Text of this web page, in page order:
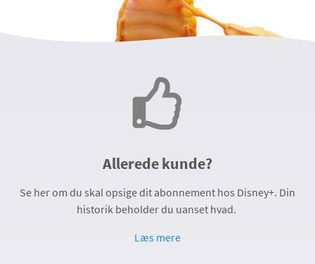
Allerede kunde?
Se her om du skal opsige dit abonnement hos Disney+. Din
historik beholder du uanset hvad.
Læs mere